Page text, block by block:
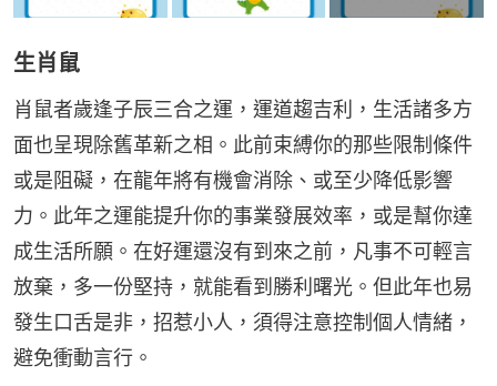
生肖鼠
肖鼠者歲逢子辰三合之運，運道趨吉利，生活諸多方
面也呈現除舊革新之相。此前束縛你的那些限制條件
或是阻礙，在龍年將有機會消除、或至少降低影響
力。此年之運能提升你的事業發展效率，或是幫你達
成生活所願。在好運還沒有到來之前，凡事不可輕言
放棄，多一份堅持，就能看到勝利曙光。但此年也易
發生口舌是非，招惹小人，須得注意控制個人情緒，
避免衝動言行。